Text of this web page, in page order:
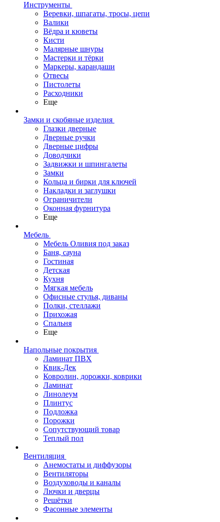
Инструменты
Веревки, шпагаты, тросы, цепи
Валики
Вёдра и кюветы
Кисти
Малярные шнуры
Мастерки и тёрки
Маркеры, карандаши
Отвесы
Пистолеты
Расходники
Еще
Замки и скобяные изделия
Глазки дверные
Дверные ручки
Дверные цифры
Доводчики
Задвижки и шпингалеты
Замки
Кольца и бирки для ключей
Накладки и заглушки
Ограничители
Оконная фурнитура
Еще
Мебель
Мебель Оливия под заказ
Баня, сауна
Гостиная
Детская
Кухня
Мягкая мебель
Офисные стулья, диваны
Полки, стеллажи
Прихожая
Спальня
Еще
Напольные покрытия
Ламинат ПВХ
Квик-Дек
Ковролин, дорожки, коврики
Ламинат
Линолеум
Плинтус
Подложка
Порожки
Сопутствующий товар
Теплый пол
Вентиляция
Анемостаты и диффузоры
Вентиляторы
Воздуховоды и каналы
Лючки и дверцы
Решётки
Фасонные элементы